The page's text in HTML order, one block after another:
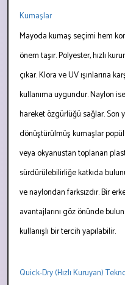
Kumaşlar
Mayoda kumaş seçimi hem
önem taşır. Polyester, hızlı
çıkar. Klora ve UV ışınlarına
kullanıma uygundur. Naylon
hareket özgürlüğü sağlar. Son
dönüştürülmüş kumaşlar
veya okyanustan toplanan
sürdürülebilirliğe katkıda
ve naylondan farksızdır. Bir
avantajlarını göz önünde
kullanışlı bir tercih yapılabilir.
Quick-Dry (Hızlı Kuruyan)